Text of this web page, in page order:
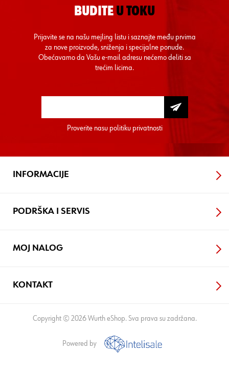
BUDITE U TOKU
Prijavite se na našu mejling listu i saznajte među prvima
za nove proizvode, sniženja i specijalne ponude.
Obećavamo da Vašu e-mail adresu nećemo deliti sa
trećim licima.
Proverite nasu politiku privatnosti
INFORMACIJE
PODRŠKA I SERVIS
MOJ NALOG
KONTAKT
Copyright © 2026 Wurth eShop. Sva prava su zadržana.
Powered by